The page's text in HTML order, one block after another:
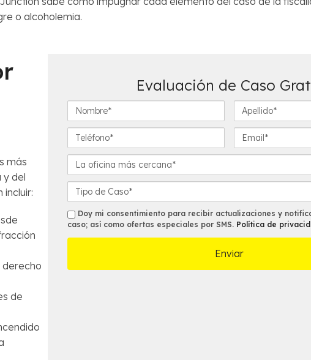
o alcoholemia.
más
y del
incluir:
derecho
de
Evaluación de Caso
o
r
*
p
e
l
d
e
f
n
o
*
m
l
a
o
i
c
i
e
t
a
l
s
m
s
Doy mi consentimiento para recibir actualizaciones y
caso; así como ofertas especiales por SMS. Política de